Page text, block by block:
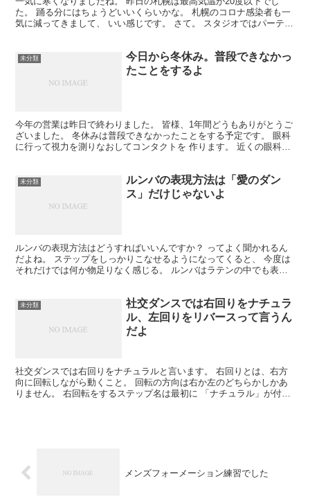
た。 踊る分にはちょうどいいくらいかな。 札幌のコロナ感染者も一
気に減ってきまして、 いい感じです。 さて。 スタジオではパーティ
未分類
今日から冬休み。普段できなかっ
たことをするよ
今年の営業は昨日で終わりました。 皆様、1年間どうもありがとうご
ざいました。 冬休みは普段できなかったことをする予定です。 眼科
に行って視力を測りなおしてコンタクトを 作ります。 近くの眼科は
未分類
ルンバの表現方法は「愛のダン
ス」だけじゃないよ
ルンバの表現方法はどうすればいいんですか？ ってよく聞かれるん
だよね。 ステップをしっかりこなせるようになってくると、 今度は
それだけでは何か物足りなく感じる。 ルンバはラテンの中でも表現
未分類
社交ダンスでは右回りをナチュラ
ル、左回りをリバースって言うん
だよ
社交ダンスでは右回りをナチュラルと言います。 右回りとは、右方
向に回転しながら動くこと。 回転の方向は右か左のどちらかしかあ
りません。 右回転をするステップ名は最初に 「ナチュラル」が付き
メンズフォーメーション練習でした